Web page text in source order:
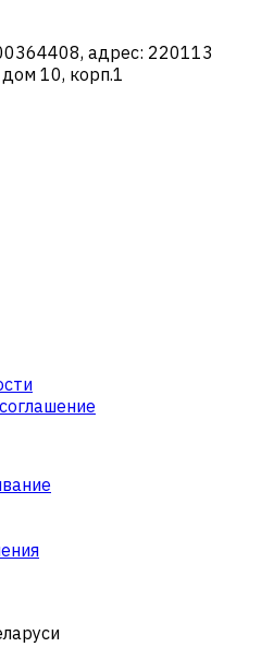
адрес: 220113
дом 10, корп.1